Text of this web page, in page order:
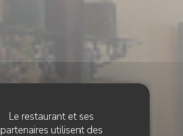
Le restaurant et ses
partenaires utilisent des